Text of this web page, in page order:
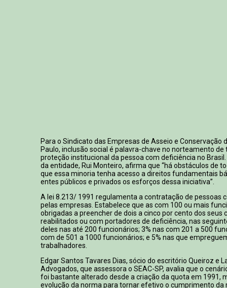
Para o Sindicato das Empresas de Asseio e Conservação
Paulo, inclusão social é palavra-chave no norteamento de
proteção institucional da pessoa com deficiência no
da entidade, Rui Monteiro, afirma que “há obstáculos de
que essa minoria tenha acesso a direitos fundamentais
entes públicos e privados os esforços dessa iniciativa”.
A lei 8.213/ 1991 regulamenta a contratação de pessoas
pelas empresas. Estabelece que as com 100 ou mais
obrigadas a preencher de dois a cinco por cento dos seus
reabilitados ou com portadores de deficiência, nas
deles nas até 200 funcionários; 3% nas com 201 a 500
com de 501 a 1000 funcionários; e 5% nas que
trabalhadores.
Edgar Santos Tavares Dias, sócio do escritório Queiroz e
Advogados, que assessora o SEAC-SP, avalia que o
foi bastante alterado desde a criação da quota em 1991,
evolução da norma para tornar efetivo o cumprimento da